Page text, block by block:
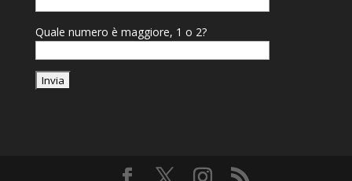
Quale numero è maggiore, 1 o 2?